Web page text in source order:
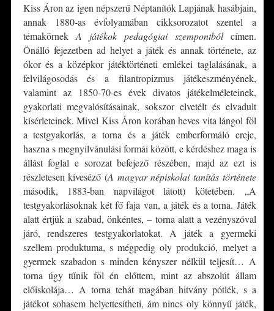
Kiss Áron az igen népszerű Néptanítók Lapjának hasábjain,
annak 1880-as évfolyamában cikksorozatot szentel a
témakörnek A játékok pedagógiai szempontból címen.
Önálló fejezetben ad helyet a játék és annak története, az
ókor és a középkor játéktörténeti emlékei taglalásának, a
felvilágosodás és a filantropizmus játékeszményének,
valamint az 1850-70-es évek divatos játékelméleteinek,
gyakorlati megvalósításainak, sokszor elvetélt és elvadult
kísérleteinek. Mivel Kiss Áron korában heves vita lángol föl
a testgyakorlás, a torna és a játék emberformáló ereje,
haszna s megnyilvánulási formái között, e kérdéshez maga is
állást foglal e sorozat befejező részében, majd az ezt is
részletesen kiveséző (A magyar népiskolai tanítás története
második, 1883-ban napvilágot látott) kötetében. „A
testgyakorlásoknak két fő faja van, a játék és a torna. Játék
alatt értjük a szabad, önkéntes, – torna alatt a vezényszóval
járó, rendszeres testgyakorlatokat. A játék a gyermeki
szellem produktuma, s mégpedig oly produkció, melyet a
gyermek szabadon s minden kényszer nélkül teljesít… A
torna úgy tűnik föl én előttem, mint az abszolút állam
előiskolája… A torna tehát magában hitvány pótlék, s a
játékot sohasem helyettesítheti, ám nincs oly könnyű játék,